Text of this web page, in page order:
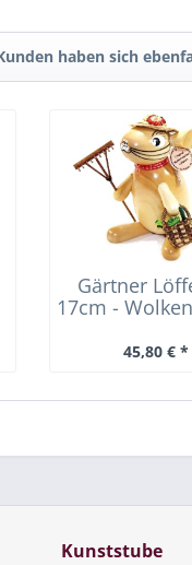
haben sich
Gärtner
17cm -
45,80 € *
Kunststube